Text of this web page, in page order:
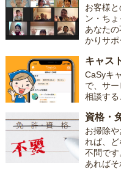
お客様
ン・ち
あなた
かりサポ
キャス
CaSyキ
で、サ
相談する
資格・
お掃除
れば、
不問で
あればそ